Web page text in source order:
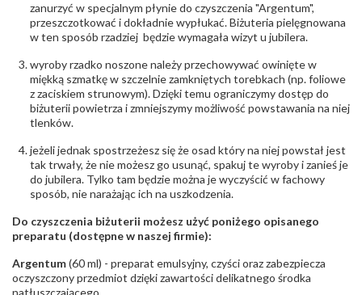
zanurzyć w specjalnym płynie do czyszczenia "Argentum",
przeszczotkować i dokładnie wypłukać. Biżuteria pielęgnowana
w ten sposób rzadziej będzie wymagała wizyt u jubilera.
wyroby rzadko noszone należy przechowywać owinięte w
miękką szmatkę w szczelnie zamkniętych torebkach (np. foliowe
z zaciskiem strunowym). Dzięki temu ograniczymy dostęp do
biżuterii powietrza i zmniejszymy możliwość powstawania na niej
tlenków.
jeżeli jednak spostrzeżesz się że osad który na niej powstał jest
tak trwały, że nie możesz go usunąć, spakuj te wyroby i zanieś je
do jubilera. Tylko tam będzie można je wyczyścić w fachowy
sposób, nie narażając ich na uszkodzenia.
Do czyszczenia biżuterii możesz użyć poniżego opisanego
preparatu (dostępne w naszej firmie):
Argentum(60 ml) - preparat emulsyjny, czyści oraz zabezpiecza
oczyszczony przedmiot dzięki zawartości delikatnego środka
natłuszczającego